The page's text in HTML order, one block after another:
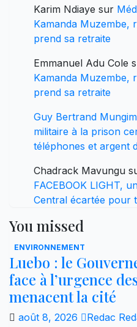
Karim Ndiaye sur
Kamanda Muzembe,
prend sa retraite
Emmanuel Adu Cole
Kamanda Muzembe,
prend sa retraite
Guy Bertrand
militaire à la prison
téléphones et argent
Chadrack Mavungu
FACEBOOK LIGHT,
Central écartée pour
You missed
ENVIRONNEMENT
Luebo : le
face à l’urgence
menacent la cité
août 8, 2026 Redac